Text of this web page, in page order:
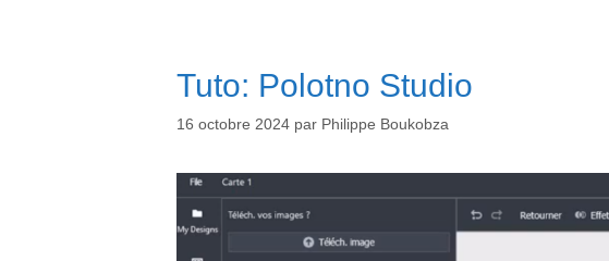
Tuto: Polotno Studio
16 octobre 2024 par Philippe Boukobza